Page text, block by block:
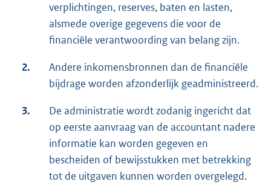
verplichtingen, reserves, baten en lasten,
alsmede overige gegevens die voor de
financiële verantwoording van belang zijn.
2.
Andere inkomensbronnen dan de financiële
bijdrage worden afzonderlijk geadministreerd.
3.
De administratie wordt zodanig ingericht dat
op eerste aanvraag van de accountant nadere
informatie kan worden gegeven en
bescheiden of bewijsstukken met betrekking
tot de uitgaven kunnen worden overgelegd.